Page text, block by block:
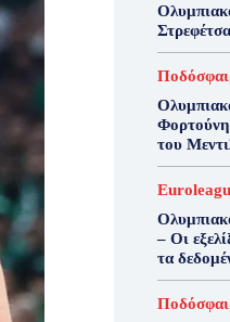
του
– Οι
τα